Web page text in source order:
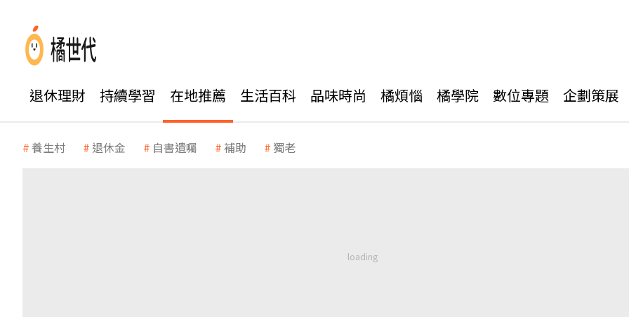
退休理財 持續學習 在地推薦 生活百科 品味時尚 橘煩惱 橘學院 數位專題 企劃策展
養生村 退休金 自書遺囑 補助 獨老